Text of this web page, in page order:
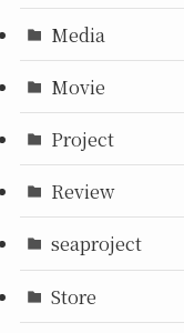
Media
Movie
Project
Review
seaproject
Store